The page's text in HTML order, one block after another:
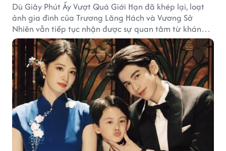
Dù Giây Phút Ấy Vượt Quá Giới Hạn đã khép lại, loạt
ảnh gia đình của Trương Lăng Hách và Vương Sở
Nhiên vẫn tiếp tục nhận được sự quan tâm từ khán
giả.